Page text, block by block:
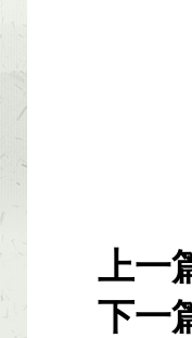
上一
下一